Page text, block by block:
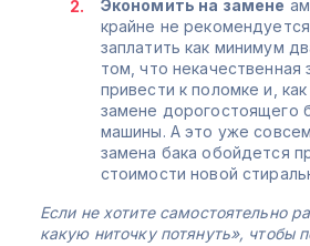
Экономить на замене
крайне не
заплатить как минимум
том, что некачественная
привести к поломке и, как
замене дорогостоящего
машины. А это уже
замена бака обойдется
стоимости новой
Если не хотите самостоятельно
какую ниточку потянуть», чтобы